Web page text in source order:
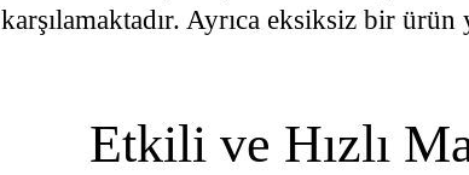
karşılamaktadır. Ayrıca eksiksiz bir
Etkili ve Hızlı